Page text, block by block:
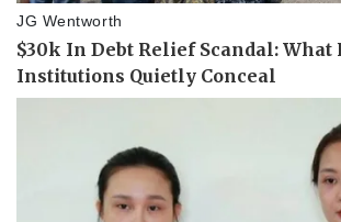
Bất động sản
Khởi nghiệp
Thị trường
Giá vàng
Tiêu dùng